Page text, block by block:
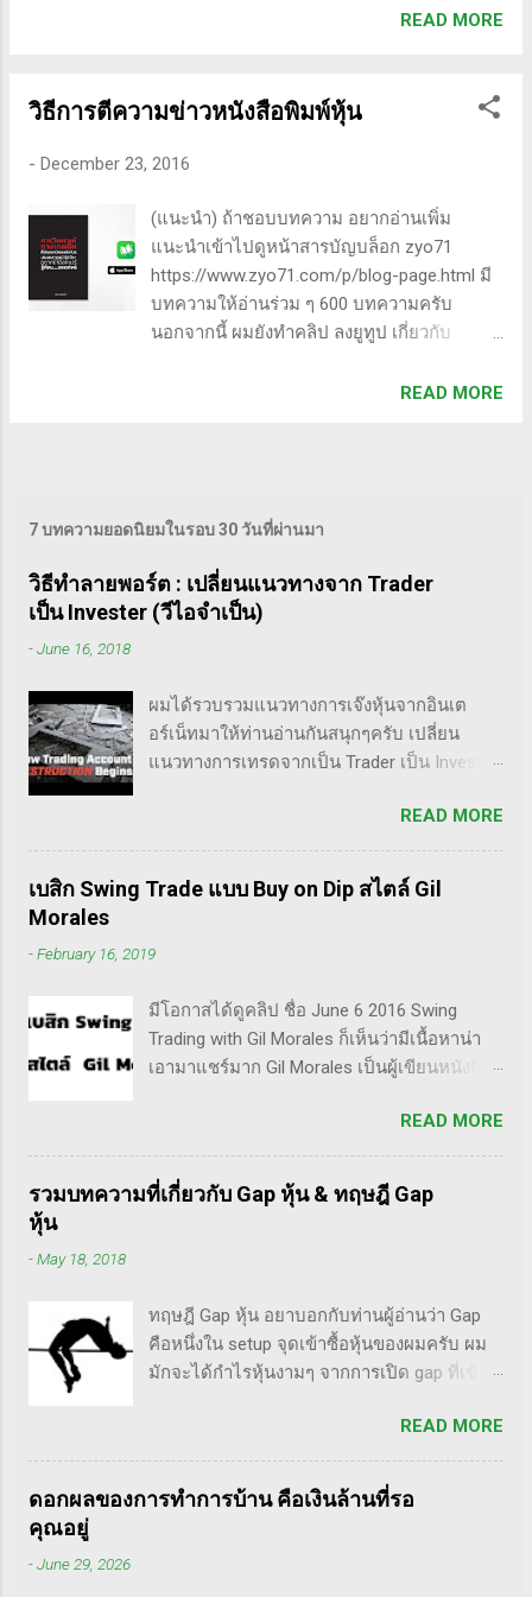
ทำการบ้าน (Homework): หมายถึงการศึกษาวิจัย วิเคราะห์
เป็นผู้ชนะในอนาคต การลงรายละเอียดในการวิเคราะห์นี้จะช่วย
ให้คุณสามารถเข้าใจตลาดและรู้จักจังหวะที่เหมาะสมในการเข้า
เทรด . - วิธีการที่พิสูจน์แล้วว่าทำเงินได้จริงและทำซ้ำได้ตลอด
สำคัญ เพราะจะช่วยให้คุณไม่หลงลืมแนวทางที่ได้ผลในอดีต
และสามารถปรับใช้ได้เมื่อตลาดมีการเปลี่ยนแปลง . - ความ
อดทน (Patience): การรอคอยและไม่รีบร้อนถือเป็นคุณสมบัติที่
สำคัญในนักเทรด ความอดทนช่วยให้คุณสามารถทนต่อความ
ผันผวนของตลาดและรอคอยจังหวะที่ดี...
READ MORE
วิธีการตีความข่าวหนังสือพิมพ์หุ้น
- December 23, 2016
(แนะนำ) ถ้าชอบบทความ อยากอ่านเพิ่ม
แนะนำเข้าไปดูหน้าสารบัญบล็อก zyo71
https://www.zyo71.com/p/blog-page.html มี
บทความให้อ่านร่วม ๆ 600 บทความครับ
นอกจากนี้ ผมยังทำคลิป ลงยูทูป เกี่ยวกับ
จากมุมมองของนักเทรดประสบการณ์ 10-40 ปี
มีจุดแข็งอยู่ตรงไหน? อะไรคือจุดอ่อนของเท
คนิคอล แล้วจะใช้งานมันยังไงเพื่อให้ได้
...แต่ทำไมนักเทรดมือโปรได้กำไรสม่ำเสมอ?
...ทว่ามือใหม่กลับเอาตัวไม่รอด...ขาดทุน
ซ้ำซาก? ปัญหามาจากเทคนิคอล? หรือมาจาก
ที่ไม่มีใครบอกคุณตรง ๆ ว่าแท้จริงแล้วเทคนิ
คอล ...เทคนิคอลไม่ได้สวยหรู ไม่ได้มหัศจรรย์
หรือเป็นสูตรวิเศษอะไรเลย?! ... มือโปรไม่ได้
มองแบบที่มือสมัครเล่นมองเลยแม้แต่น้อย!! ๔.
READ MORE
7 บทความยอดนิยมในรอบ 30 วันที่ผ่านมา
วิธีทำลายพอร์ต : เปลี่ยนแนวทางจาก Trader
เป็น Invester (วีไอจำเป็น)
-June 16, 2018
ผมได้รวบรวมแนวทางการเจ๊งหุ้นจากอินเต
อร์เน็ทมาให้ท่านอ่านกันสนุกๆครับ เปลี่ยน
แนวทางการเทรดจากเป็น Trader เป็น Invester
หน้านี้ตั้งใจจะเป็น Trader แล้วต่อมาก็เปลี่ยนใจ
อยากเป็น Invester ไปซะงั้น เผื่อใครไม่เข้าใจ
Trader คือลักษณะการเทรดที่ ไม่ถือยาว ซื้อแล้ว
ขายในระยะเวลาหนึ่ง ที่สำคัญความเป็น
เฉพาะ stop loss แค่ราคาร่วงถึง 10% ก็ต้อง
หมายความถึงนักลงทุน พวกเขามองระยะยาว
ไม่สนใจต่อความผันผวนของราคาในระยะสั้น
อย่างวอเรน บัฟเฟต์ บอกว่า "คุณไม่ควรอยู่ใน
คุณถือมีราคาลดลง 50% โดยไม่ตื่นตระหนก"
ดังนั้น invester นั้น จะไม่ตระหนกเมื่อราคาหุ้น
ร่วงทำให้เขาต้องขาดทุนไปแค่ 10% เอง แต่
หายมากที่สุด ประการหนึ่งก็คือเรื่องนี้แหละครับ
ตอนแรกซื้อหุ้น เพราะต้องการเล่นแบบเทรดเดิ้ง
คือ ซื้อมาขายไปในกรอบเวลาหนึ...
READ MORE
เบสิก Swing Trade แบบ Buy on Dip สไตล์ Gil
Morales
-February 16, 2019
มีโอกาสได้ดูคลิป ชื่อ June 6 2016 Swing
Trading with Gil Morales ก็เห็นว่ามีเนื้อหาน่า
เอามาแชร์มาก Gil Morales เป็นผู้เขียนหนังสือ
ภาษาไทยในอีกไม่นานก็คือชื่อ "Trade Like an
O'Neil Disciple: How We Made Over 18,000%
in the Stock Market" ที่เขียนร่วมกับ Dr.Chris
Kacher อีกเล่มก็คือ In The Trading Cockpit
เลี่ยม โอนีล ชื่อ How to Make Money Selling
Stocks Short อีกด้วย ผมเองก็เคยแปลงานของ
แกแบบมั่วๆ หลายเรื่องด้วยกันนะ อาทิ -
กฎ Pocket Pivot Buy Point 10 ข้อ สรุปก็คือ ผม
เป็นแฟนคลับของแกนั่นเองครับ ง่ายๆเลย ที่
ชอบเพราะเราต่างมีอาจารย์ร่วมกันก็คือ ปู่โอ
READ MORE
รวมบทความที่เกี่ยวกับ Gap หุ้น & ทฤษฎี Gap
หุ้น
-May 18, 2018
ทฤษฎี Gap หุ้น อยาบอกกับท่านผู้อ่านว่า Gap
คือหนึ่งใน setup จุดเข้าซื้อหุ้นของผมครับ ผม
มักจะได้กำไรหุ้นงามๆ จากการเปิด gap ที่เข้า
ผมทำการบ้าน มันส่งสัญญาณซื้อ แบบเปิด gap
ผมจะชอบมาก แต่ถึงกระนั้น มันก็ไม่ได้เป๊ะทุก
ตัวนะครับ มีล้มเหลวเกินครึ่ง เราต้องคอยคัดตัว
READ MORE
ดอกผลของการทำการบ้าน คือเงินล้านที่รอ
คุณอยู่
-June 29, 2026